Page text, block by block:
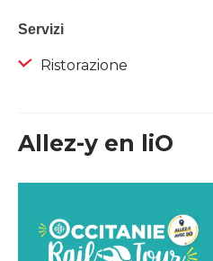
Servizi
Ristorazione
Allez-y en liO